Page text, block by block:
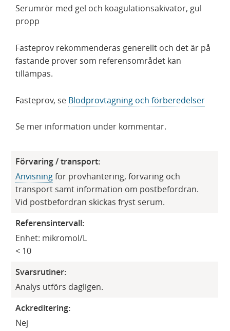
Serumrör med gel och koagulationsakivator, gul
propp
Fasteprov rekommenderas generellt och det är på
fastande prover som referensområdet kan
tillämpas.
Fasteprov, se Blodprovtagning och förberedelser
Se mer information under kommentar.
Förvaring / transport:
Anvisningför provhantering, förvaring och
transport samt information om postbefordran.
Vid postbefordran skickas fryst serum.
Referensintervall:
Enhet: mikromol/L
< 10
Svarsrutiner:
Analys utförs dagligen.
Ackreditering:
​Nej